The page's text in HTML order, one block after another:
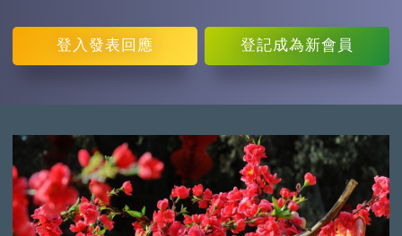
登入 發表回應 登記成為新會員